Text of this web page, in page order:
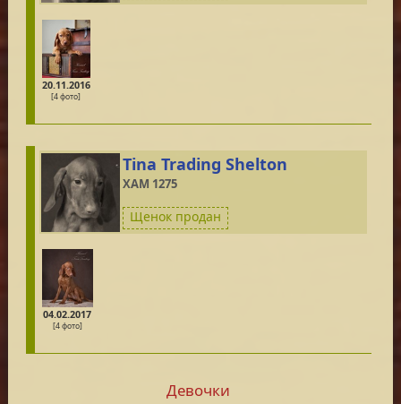
20.11.2016
[4 фото]
Tina Trading Shelton
XAM 1275
Щенок продан
04.02.2017
[4 фото]
Девочки